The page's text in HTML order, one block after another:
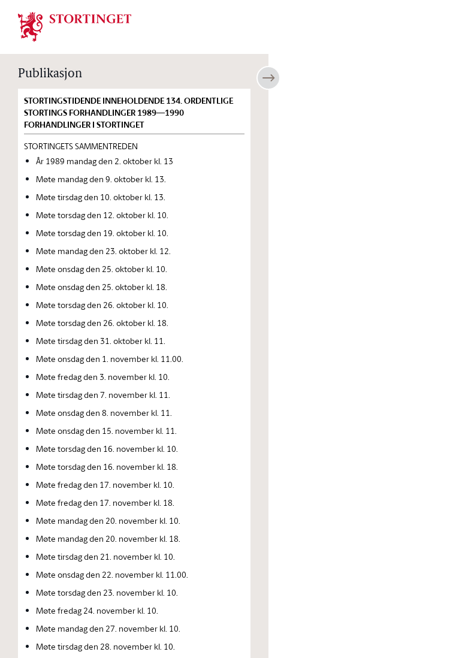
Stortinget.no
Publikasjon
STORTINGSTIDENDE INNEHOLDENDE 134. ORDENTLIGE
STORTINGS FORHANDLINGER 1989—1990
FORHANDLINGER I STORTINGET
STORTINGETS SAMMENTREDEN
År 1989 mandag den 2. oktober kl. 13
Møte mandag den 9. oktober kl. 13.
Møte tirsdag den 10. oktober kl. 13.
Møte torsdag den 12. oktober kl. 10.
Møte torsdag den 19. oktober kl. 10.
Møte mandag den 23. oktober kl. 12.
Møte onsdag den 25. oktober kl. 10.
Møte onsdag den 25. oktober kl. 18.
Møte torsdag den 26. oktober kl. 10.
Møte torsdag den 26. oktober kl. 18.
Møte tirsdag den 31. oktober kl. 11.
Møte onsdag den 1. november kl. 11.00.
Møte fredag den 3. november kl. 10.
Møte tirsdag den 7. november kl. 11.
Møte onsdag den 8. november kl. 11.
Møte onsdag den 15. november kl. 11.
Møte torsdag den 16. november kl. 10.
Møte torsdag den 16. november kl. 18.
Møte fredag den 17. november kl. 10.
Møte fredag den 17. november kl. 18.
Møte mandag den 20. november kl. 10.
Møte mandag den 20. november kl. 18.
Møte tirsdag den 21. november kl. 10.
Møte onsdag den 22. november kl. 11.00.
Møte torsdag den 23. november kl. 10.
Møte fredag 24. november kl. 10.
Møte mandag den 27. november kl. 10.
Møte tirsdag den 28. november kl. 10.